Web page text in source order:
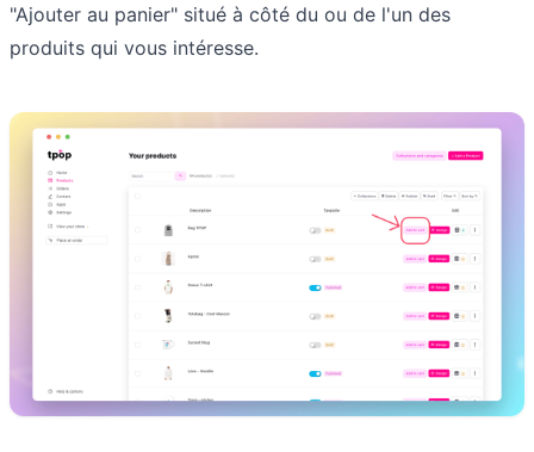
"Ajouter au panier" situé à côté du ou de l'un des
produits qui vous intéresse.